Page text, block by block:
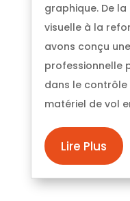
graphique. De
visuelle à la
avons conçu
professionnelle
dans le
matériel de vol
Lire Plus